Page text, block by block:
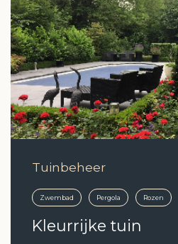
Tuinbeheer
Zwembad Pergola Rozen
Kleurrijke tuin